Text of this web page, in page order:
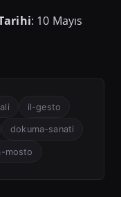
: 10 Mayıs
il-gesto
dokuma-sanati
mosto